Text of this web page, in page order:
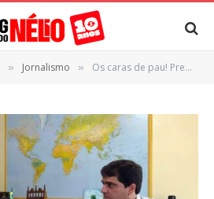
» Jornalismo » Os caras de pau! Prefeito e vice terão de pagar multa por “furar-fila” da vacinação contra Covid